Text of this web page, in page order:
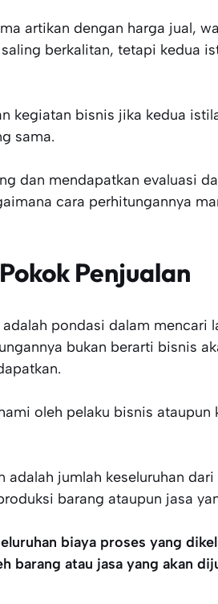
artikan dengan harga jual,
berkalitan, tetapi kedua
kegiatan bisnis jika kedua
sama.
dan mendapatkan evaluasi
cara perhitungannya
Penjualan
pondasi dalam mencari
bukan berarti bisnis
oleh pelaku bisnis ataupun
adalah jumlah keseluruhan
barang ataupun jasa
biaya proses yang
barang atau jasa yang akan